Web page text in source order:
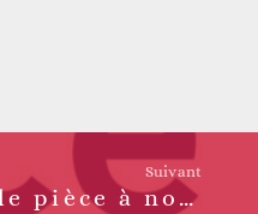
Suivant
France Services : une nouvelle pièce à notre mosaïque !